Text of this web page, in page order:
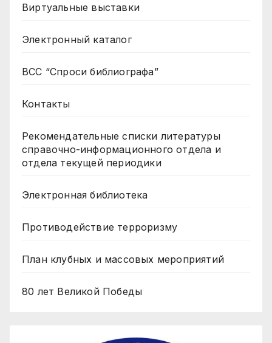
Виртуальные выставки
Электронный каталог
ВСС “Спроси библиографа”
Контакты
Рекомендательные списки литературы
справочно-информационного отдела и
отдела текущей периодики
Электронная библиотека
Противодействие терроризму
План клубных и массовых мероприятий
80 лет Великой Победы